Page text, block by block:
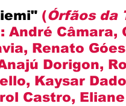
(Órfãos da
André Câmara,
Renato
Dorigon,
Kaysar
Castro,